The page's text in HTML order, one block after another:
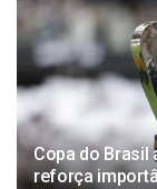
Copa do
reforça